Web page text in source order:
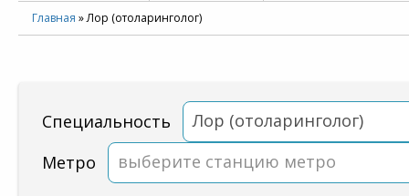
Главная »Лор (отоларинголог)
Специальность
Лор (отоларинголог)
Метро
выберите станцию метро